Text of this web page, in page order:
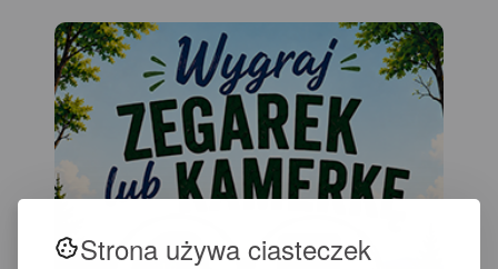
Strona używa ciasteczek
oraz główne szlaki
rowerowe. Kolorem żółtym
wyróżniono miejsca i
miejscowości warte
odwiedzenia.